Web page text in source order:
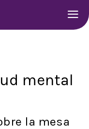
mental
la mesa